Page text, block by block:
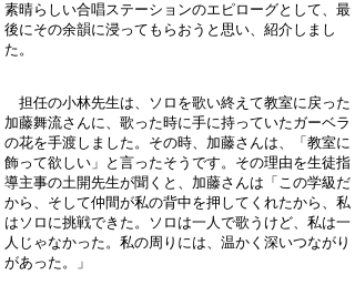
素晴らしい合唱ステーションのエピローグとして、最
後にその余韻に浸ってもらおうと思い、紹介しまし
た。
担任の小林先生は、ソロを歌い終えて教室に戻った
加藤舞流さんに、歌った時に手に持っていたガーベラ
の花を手渡しました。その時、加藤さんは、「教室に
飾って欲しい」と言ったそうです。その理由を生徒指
導主事の土開先生が聞くと、加藤さんは「この学級だ
から、そして仲間が私の背中を押してくれたから、私
はソロに挑戦できた。ソロは一人で歌うけど、私は一
人じゃなかった。私の周りには、温かく深いつながり
があった。」